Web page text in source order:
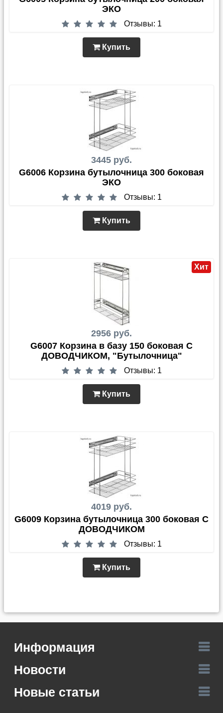
ЭКО
Отзывы: 1
Купить
3445 руб.
G6006 Корзина бутылочница 300 боковая
ЭКО
Отзывы: 1
Купить
2956 руб.
Хит
G6007 Корзина в базу 150 боковая С
ДОВОДЧИКОМ, "Бутылочница"
Отзывы: 1
Купить
4019 руб.
G6009 Корзина бутылочница 300 боковая С
ДОВОДЧИКОМ
Отзывы: 1
Купить
Информация
Новости
Новые статьи